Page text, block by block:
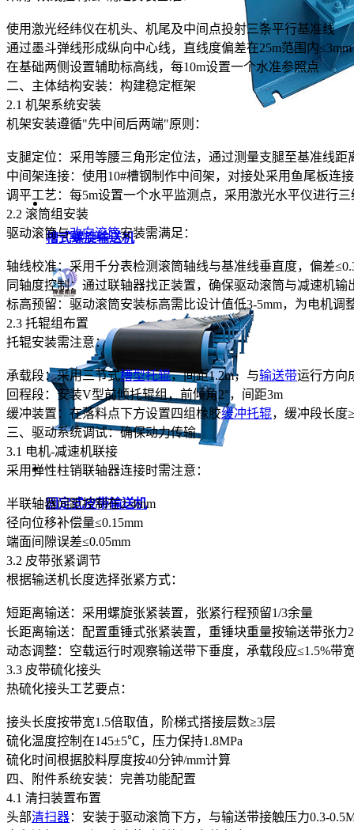
槽式螺旋输送机
固定式皮带输送机
使用激光经纬仪在机头、机尾及中间点投射三条平行基准线
通过墨斗弹线形成纵向中心线，直线度偏差在25m范围内≤3mm
在基础两侧设置辅助标高线，每10m设置一个水准参照点
二、主体结构安装：构建稳定框架
2.1 机架系统安装
机架安装遵循"先中间后两端"原则：
支腿定位：采用等腰三角形定位法，通过测量支腿至基准线距
中间架连接：使用10#槽钢制作中间架，对接处采用鱼尾板连
调平工艺：每5m设置一个水平监测点，采用激光水平仪进行
2.2 滚筒组安装
驱动滚筒与改向滚筒安装需满足：
轴线校准：采用千分表检测滚筒轴线与基准线垂直度，偏差
同轴度控制：通过联轴器找正装置，确保驱动滚筒与减速机输
标高预留：驱动滚筒安装标高需比设计值低3-5mm，为电机调
2.3 托辊组布置
托辊安装需注意：
承载段：采用三节式槽型托辊，间距1.2m，与输送带运行方向
回程段：安装V型前倾托辊组，前倾角2°，间距3m
缓冲装置：在落料点下方设置四组橡胶缓冲托辊，缓冲段长度
三、驱动系统调试：确保动力传输
3.1 电机-减速机联接
采用弹性柱销联轴器连接时需注意：
半联轴器间距控制在2-4mm
径向位移补偿量≤0.15mm
端面间隙误差≤0.05mm
3.2 皮带张紧调节
根据输送机长度选择张紧方式：
短距离输送：采用螺旋张紧装置，张紧行程预留1/3余量
长距离输送：配置重锤式张紧装置，重锤块重量按输送带张力
动态调整：空载运行时观察输送带下垂度，承载段应≤1.5%带
3.3 皮带硫化接头
热硫化接头工艺要点：
接头长度按带宽1.5倍取值，阶梯式搭接层数≥3层
硫化温度控制在145±5℃，压力保持1.8MPa
硫化时间根据胶料厚度按40分钟/mm计算
四、附件系统安装：完善功能配置
4.1 清扫装置布置
头部清扫器：安装于驱动滚筒下方，与输送带接触压力0.3-